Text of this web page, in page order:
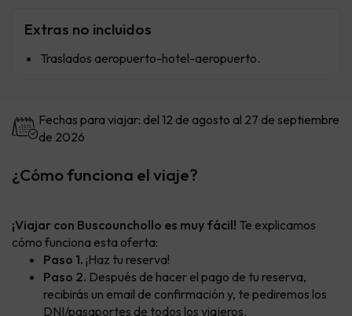
Extras no incluidos
Traslados aeropuerto-hotel-aeropuerto.
Fechas para viajar: del 12 de agosto al 27 de septiembre
de 2026
¿Cómo funciona el viaje?
¡Viajar con Buscounchollo es muy fácil! Te explicamos
cómo funciona esta oferta:
Paso 1. ¡Haz tu reserva!
Paso 2. Después de hacer el pago de tu reserva,
recibirás un email de confirmación y, te pediremos los
DNI/pasaportes de todos los viajeros.